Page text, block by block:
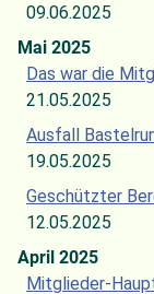
09.06.2025
Mai 2025
Das war die
21.05.2025
Ausfall
19.05.2025
Geschützter
12.05.2025
April 2025
Mitglieder-